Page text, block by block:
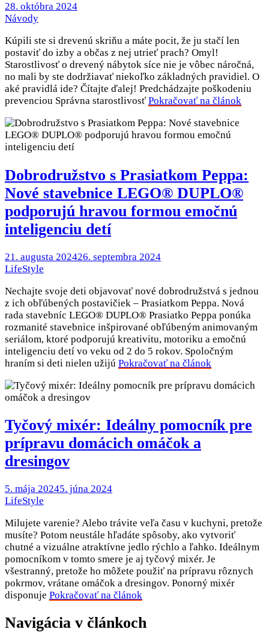
28. októbra 2024
Návody
Kúpili ste si drevenú skriňu a máte pocit, že ju stačí len
postaviť do izby a občas z nej utrieť prach? Omyl!
Starostlivosť o drevený nábytok síce nie je vôbec náročná,
no mali by ste dodržiavať niekoľko základných pravidiel. O
aké pravidlá ide? Čítajte ďalej! Predchádzajte poškodeniu
prevenciou Správna starostlivosť Pokračovať na článok
Dobrodružstvo s Prasiatkom Peppa:
Nové stavebnice LEGO® DUPLO®
podporujú hravou formou emočnú
inteligenciu detí
21. augusta 202426. septembra 2024
LifeStyle
Nechajte svoje deti objavovať nové dobrodružstvá s jednou
z ich obľúbených postavičiek – Prasiatkom Peppa. Nová
rada stavebníc LEGO® DUPLO® Prasiatko Peppa ponúka
rozmanité stavebnice inšpirované obľúbeným animovaným
seriálom, ktoré podporujú kreativitu, motoriku a emočnú
inteligenciu detí vo veku od 2 do 5 rokov. Spoločným
hraním si deti nielen užijú Pokračovať na článok
Tyčový mixér: Ideálny pomocník pre
prípravu domácich omáčok a
dresingov
5. mája 20245. júna 2024
LifeStyle
Milujete varenie? Alebo trávite veľa času v kuchyni, pretože
musíte? Potom neustále hľadáte spôsoby, ako vytvoriť
chutné a vizuálne atraktívne jedlo rýchlo a ľahko. Ideálnym
pomocníkom v tomto smere je aj tyčový mixér. Je
všestranný, pretože ho môžete použiť na prípravu rôznych
pokrmov, vrátane omáčok a dresingov. Ponorný mixér
disponuje Pokračovať na článok
Navigácia v článkoch